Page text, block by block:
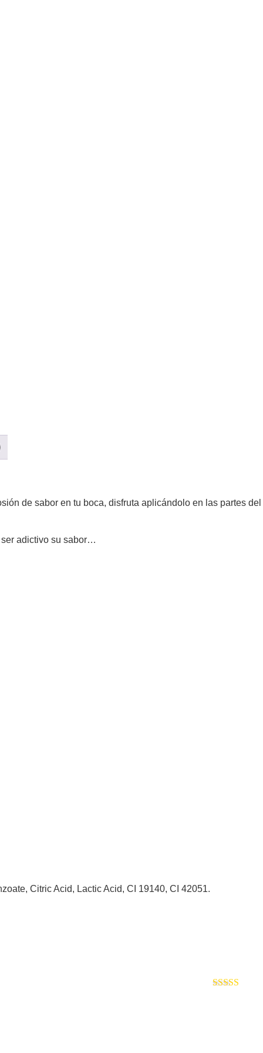
de sabor en tu boca, disfruta aplicándolo en las partes del
ser adictivo su sabor…
Citric Acid, Lactic Acid, CI 19140, CI 42051.